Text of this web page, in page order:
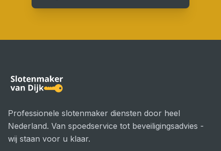
Professionele slotenmaker diensten door heel
Nederland. Van spoedservice tot beveiligingsadvies -
wij staan voor u klaar.